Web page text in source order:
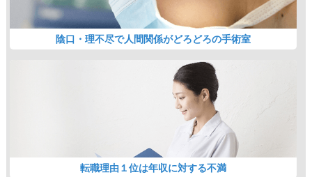
陰口・理不尽で人間関係がどろどろの手術室
転職理由１位は年収に対する不満